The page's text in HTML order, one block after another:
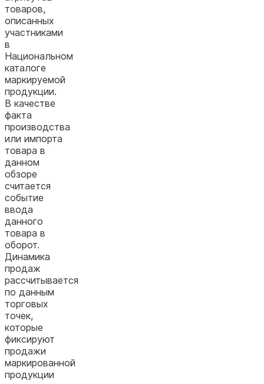
товаров,
описанных
участниками
в
Национальном
каталоге
маркируемой
продукции.
В качестве
факта
производства
или импорта
товара в
данном
обзоре
считается
событие
ввода
данного
товара в
оборот.
Динамика
продаж
рассчитывается
по данным
торговых
точек,
которые
фиксируют
продажи
маркированной
продукции